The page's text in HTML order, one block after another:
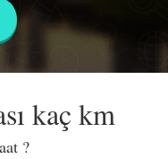
kaç km
?